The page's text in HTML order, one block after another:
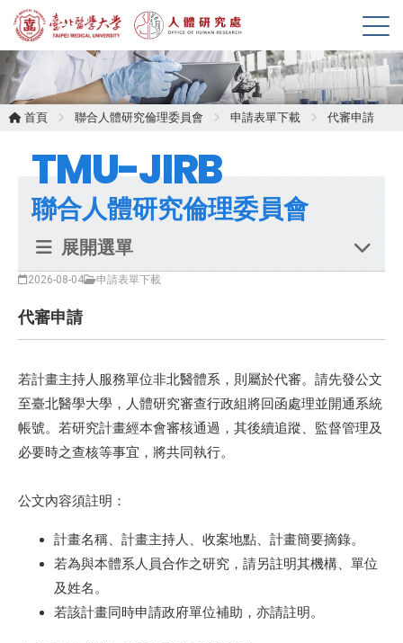
展
開
選
單
首頁 聯合人體研究倫理委員會 申請表單下載 代審申請
TMU-JIRB
聯合人體研究倫理委員會
展開選單
2026-08-04 申請表單下載
代審申請
若計畫主持人服務單位非北醫體系，則屬於代審。請先發公文
至臺北醫學大學，人體研究審查行政組將回函處理並開通系統
帳號。若研究計畫經本會審核通過，其後續追蹤、監督管理及
必要時之查核等事宜，將共同執行。
公文內容須註明：
計畫名稱、計畫主持人、收案地點、計畫簡要摘錄。
若為與本體系人員合作之研究，請另註明其機構、單位
及姓名。
若該計畫同時申請政府單位補助，亦請註明。